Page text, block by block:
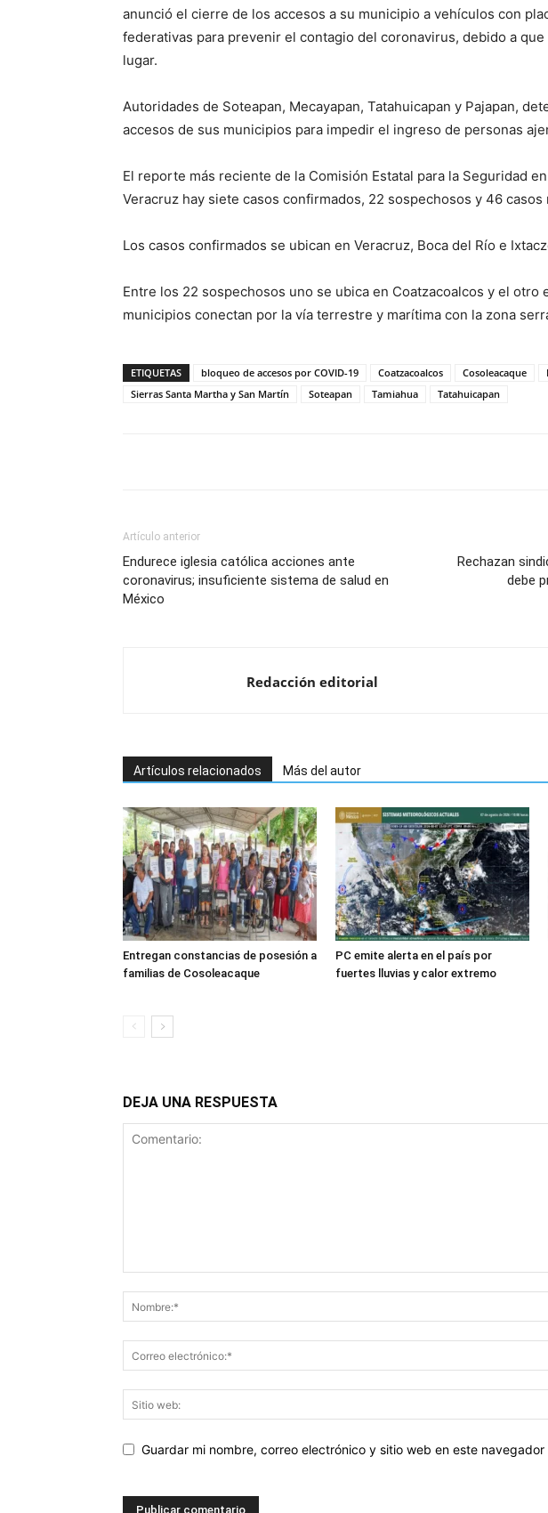
anunció el cierre de los accesos a su municipio a vehículos con
federativas para prevenir el contagio del coronavirus, debido a
lugar.
Autoridades de Soteapan, Mecayapan, Tatahuicapan y Pajapan,
accesos de sus municipios para impedir el ingreso de personas
El reporte más reciente de la Comisión Estatal para la Seguridad
Veracruz hay siete casos confirmados, 22 sospechosos y 46 casos
Los casos confirmados se ubican en Veracruz, Boca del Río e
Entre los 22 sospechosos uno se ubica en Coatzacoalcos y el otro
municipios conectan por la vía terrestre y marítima con la zona
ETIQUETAS bloqueo de accesos por COVID-19 Coatzacoalcos Cosoleacaque
Sierras Santa Martha y San Martín
Soteapan Tamiahua Tatahuicapan
Artículo anterior
Endurece iglesia católica acciones ante
coronavirus; insuficiente sistema de salud en
México
Rechazan
debe
Redacción editorial
Artículos relacionados Más del autor
Entregan constancias de posesión a
familias de Cosoleacaque
PC emite alerta en el país por
fuertes lluvias y calor extremo
DEJA UNA RESPUESTA
Guardar mi nombre, correo electrónico y sitio web en este